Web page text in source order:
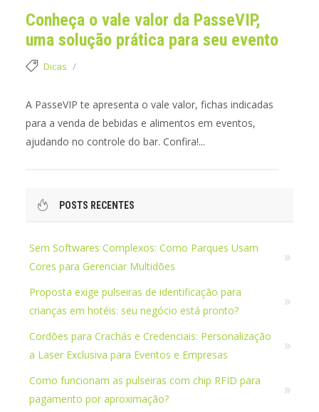
Conheça o vale valor da PasseVIP,
uma solução prática para seu evento
Dicas
A PasseVIP te apresenta o vale valor, fichas indicadas
para a venda de bebidas e alimentos em eventos,
ajudando no controle do bar. Confira!...
POSTS RECENTES
Sem Softwares Complexos: Como Parques Usam
Cores para Gerenciar Multidões
Proposta exige pulseiras de identificação para
crianças em hotéis: seu negócio está pronto?
Cordões para Crachás e Credenciais: Personalização
a Laser Exclusiva para Eventos e Empresas
Como funcionam as pulseiras com chip RFID para
pagamento por aproximação?